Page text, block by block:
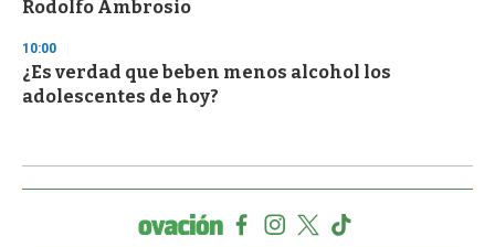
Rodolfo Ambrosio
10:00
¿Es verdad que beben menos alcohol los
adolescentes de hoy?